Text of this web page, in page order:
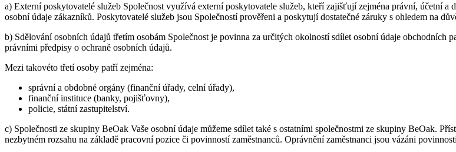
a) Externí poskytovatelé služeb Společnost využívá externí poskytovatele služeb, kteří zajišťují zejména právní, účetní
osobní údaje zákazníků. Poskytovatelé služeb jsou Společností prověřeni a poskytují dostatečné záruky s ohledem na
b) Sdělování osobních údajů třetím osobám Společnost je povinna za určitých okolností sdílet osobní údaje obchodních
právními předpisy o ochraně osobních údajů.
Mezi takovéto třetí osoby patří zejména:
správní a obdobné orgány (finanční úřady, celní úřady),
finanční instituce (banky, pojišťovny),
policie, státní zastupitelství.
c) Společnosti ze skupiny BeOak Vaše osobní údaje můžeme sdílet také s ostatními společnostmi ze skupiny BeOak.
nezbytném rozsahu na základě pracovní pozice či povinností zaměstnanců. Oprávnění zaměstnanci jsou vázáni